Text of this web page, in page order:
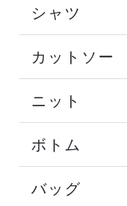
シャツ
カットソー
ニット
ボトム
バッグ